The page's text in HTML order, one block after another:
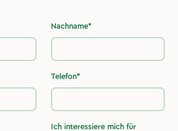
Nachname*
Telefon*
Ich interessiere mich für